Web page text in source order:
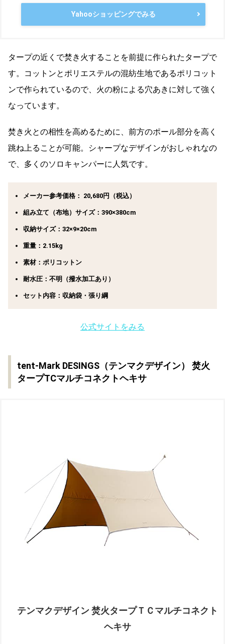
Yahooショッピングでみる
タープの近くで焚き火することを前提に作られたタープで
す。コットンとポリエステルの混紡生地であるポリコット
ンで作られているので、火の粉による穴あきに対して強く
なっています。
焚き火との相性を高めるために、前方のポール部分を高く
跳ね上ることが可能。シャープなデザインがおしゃれなの
で、多くのソロキャンパーに人気です。
メーカー参考価格： 20,680円（税込）
組み立て（布地）サイズ：390×380cm
収納サイズ：32×9×20cm
重量：2.15kg
素材：ポリコットン
耐水圧：不明（撥水加工あり）
セット内容：収納袋・張り綱
公式サイトをみる
tent-Mark DESINGS（テンマクデザイン） 焚火
タープTCマルチコネクトヘキサ
テンマクデザイン 焚火タープＴＣマルチコネクト
ヘキサ